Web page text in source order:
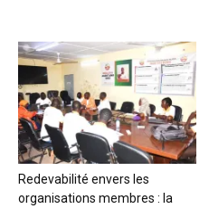
Redevabilité envers les
organisations membres : la